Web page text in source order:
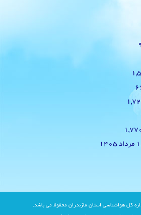
1405
کل هواشناسی استان مازندران محفوظ می باشد.